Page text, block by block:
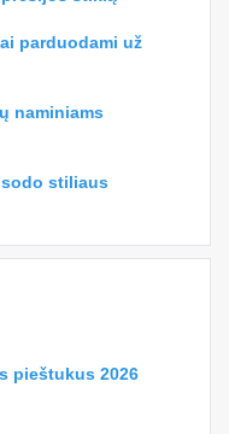
parduodami už
naminiams
stiliaus
pieštukus 2026